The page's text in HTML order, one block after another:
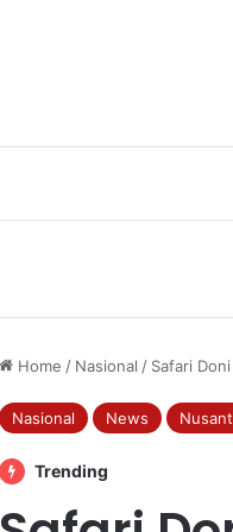
Home / Nasional / Safari
Nasional News
Trending